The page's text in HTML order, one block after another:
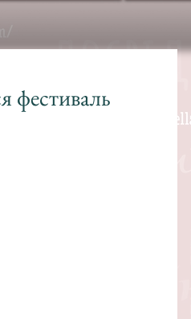
фестиваль